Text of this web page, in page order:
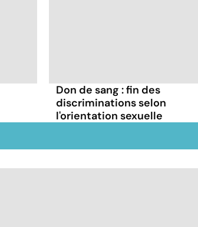
Don de sang : fin des
discriminations selon
l'orientation sexuelle